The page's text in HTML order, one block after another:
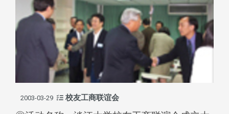
2003-03-29 校友工商联谊会